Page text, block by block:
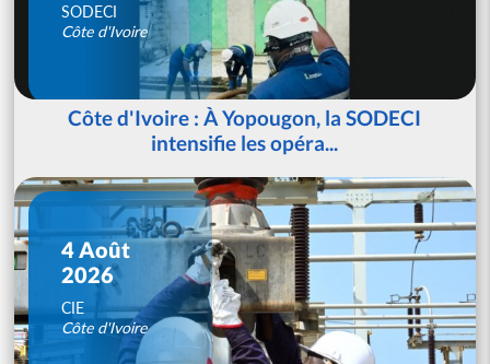
SODECI
Côte d'Ivoire
Côte d'Ivoire : À Yopougon, la SODECI
intensifie les opéra...
4 Août
2026
CIE
Côte d'Ivoire